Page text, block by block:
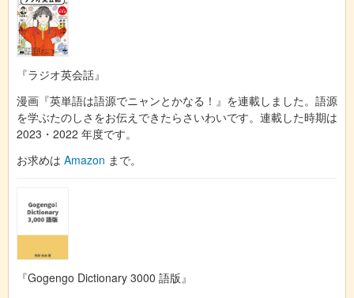
『ラジオ英会話』
漫画『英単語は語源でニャンとかなる！』を連載しました。語源
を学ぶたのしさをお伝えできたらさいわいです。連載した時期は
2023・2022 年度です。
お求めは Amazon まで。
『Gogengo Dictionary 3000 語版』